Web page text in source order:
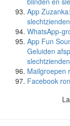
App
slechtzienden
WhatsApp-
App Fun
Geluiden
slechtzienden
Mailgroepen
Facebook